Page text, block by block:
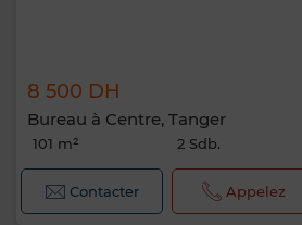
8 500 DH
Bureau à Centre, Tanger
101 m² 2 Sdb.
Contacter Appelez